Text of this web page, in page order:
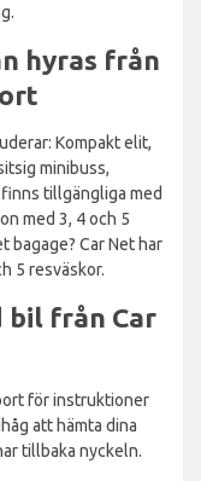
hyras från
Kompakt elit,
minibuss,
tillgängliga med
med 3, 4 och 5
bagage? Car Net har
5 resväskor.
bil från Car
för instruktioner
att hämta dina
tillbaka nyckeln.